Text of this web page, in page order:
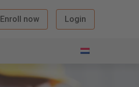
Enroll now Login